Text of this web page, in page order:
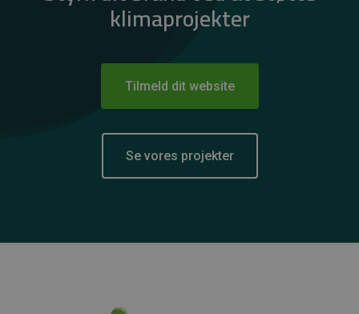
klimaprojekter
Tilmeld dit website
Se vores projekter